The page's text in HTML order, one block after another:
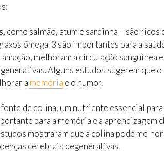
, como salmão, atum e sardinha – são ricos
ômega-3 são importantes para a
melhoram a circulação sanguínea
Alguns estudos sugerem que
a memória e o humor.
fonte de colina, um nutriente essencial
para a memória e a aprendizagem
mostraram que a colina pode
cerebrais degenerativas.